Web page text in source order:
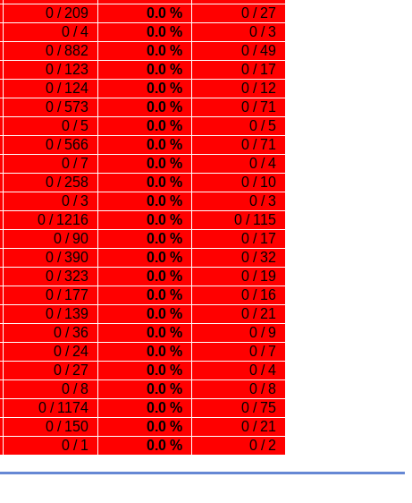
0 / 209 0.0 % 0 / 27
0 / 4 0.0 % 0 / 3
0 / 882 0.0 % 0 / 49
0 / 123 0.0 % 0 / 17
0 / 124 0.0 % 0 / 12
0 / 573 0.0 % 0 / 71
0 / 5 0.0 % 0 / 5
0 / 566 0.0 % 0 / 71
0 / 7 0.0 % 0 / 4
0 / 258 0.0 % 0 / 10
0 / 3 0.0 % 0 / 3
0 / 1216 0.0 % 0 / 115
0 / 90 0.0 % 0 / 17
0 / 390 0.0 % 0 / 32
0 / 323 0.0 % 0 / 19
0 / 177 0.0 % 0 / 16
0 / 139 0.0 % 0 / 21
0 / 36 0.0 % 0 / 9
0 / 24 0.0 % 0 / 7
0 / 27 0.0 % 0 / 4
0 / 8 0.0 % 0 / 8
0 / 1174 0.0 % 0 / 75
0 / 150 0.0 % 0 / 21
0 / 1 0.0 % 0 / 2